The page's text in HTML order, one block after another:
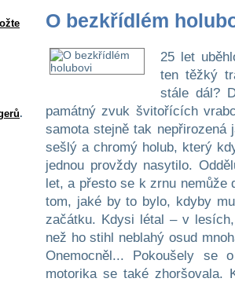
.
O bezkřídlém
25 let
ten těžký
stále dál?
památný zvuk švitořících
samota stejně tak
sešlý a chromý holub, který
jednou provždy nasytilo.
let, a přesto se k zrnu nemůže
tom, jaké by to bylo, kdyby
začátku. Kdysi létal – v
než ho stihl neblahý osud
Onemocněl... Pokoušely
motorika se také